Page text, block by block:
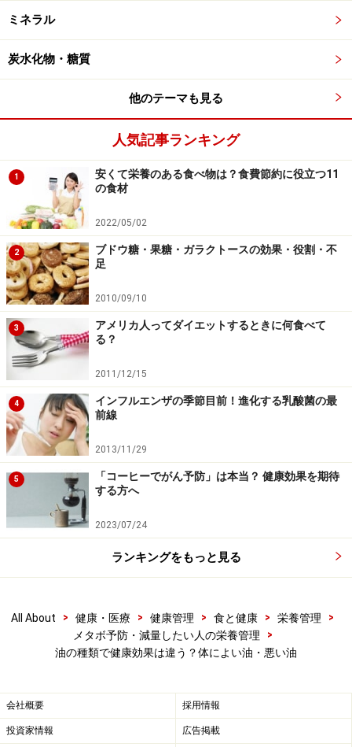
ミネラル
炭水化物・糖質
他のテーマも見る
人気記事ランキング
1
安くて栄養のある食べ物は？食費節約に役立つ11
の食材
2022/05/02
2
ブドウ糖・果糖・ガラクトースの効果・役割・不
足
2010/09/10
3
アメリカ人ってダイエットするときに何食べて
る？
2011/12/15
4
インフルエンザの季節目前！進化する乳酸菌の最
前線
2013/11/29
5
「コーヒーでがん予防」は本当？ 健康効果を期待
する方へ
2023/07/24
ランキングをもっと見る
All About > 健康・医療 > 健康管理 > 食と健康 > 栄養管理
>
メタボ予防・減量したい人の栄養管理
>
油の種類で健康効果は違う？体によい油・悪い油
会社概要 採用情報
投資家情報 広告掲載